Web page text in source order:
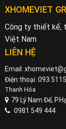
XHOMEVIET
Công ty thiết kế,
Việt Nam
LIÊN HỆ
Email:
Điện thoại: 093
Thanh Hóa
79 Lý Nam Đế,
0981 549 444